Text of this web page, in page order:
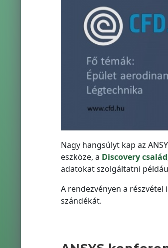
Nagy hangsúlyt kap az
eszköze, a Discovery család
adatokat szolgáltatni
A rendezvényen a
szándékát.